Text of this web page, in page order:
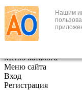
Нашим
+7 (495) 646-888-1
В корзине
Меню каталога
Меню сайта
Вход
Регистрация